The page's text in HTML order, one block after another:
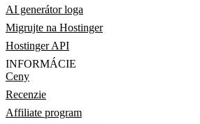
AI generátor loga
Migrujte na Hostinger
Hostinger API
INFORMÁCIE
Ceny
Recenzie
Affiliate program